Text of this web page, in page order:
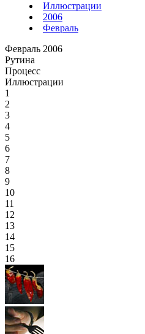
Иллюстрации
2006
Февраль
Февраль 2006
Рутина
Процесс
Иллюстрации
1
2
3
4
5
6
7
8
9
10
11
12
13
14
15
16